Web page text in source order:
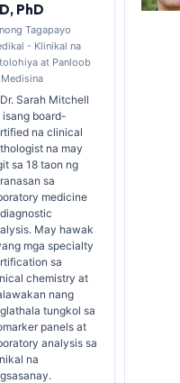
PhD
Tagapayo
- Klinikal na
at Panloob
Medisina
Sarah Mitchell
isang board-
na clinical
na may
sa 18 taon ng
sa
medicine
May hawak
mga specialty
sa
chemistry at
nang
tungkol sa
panels at
analysis sa
na